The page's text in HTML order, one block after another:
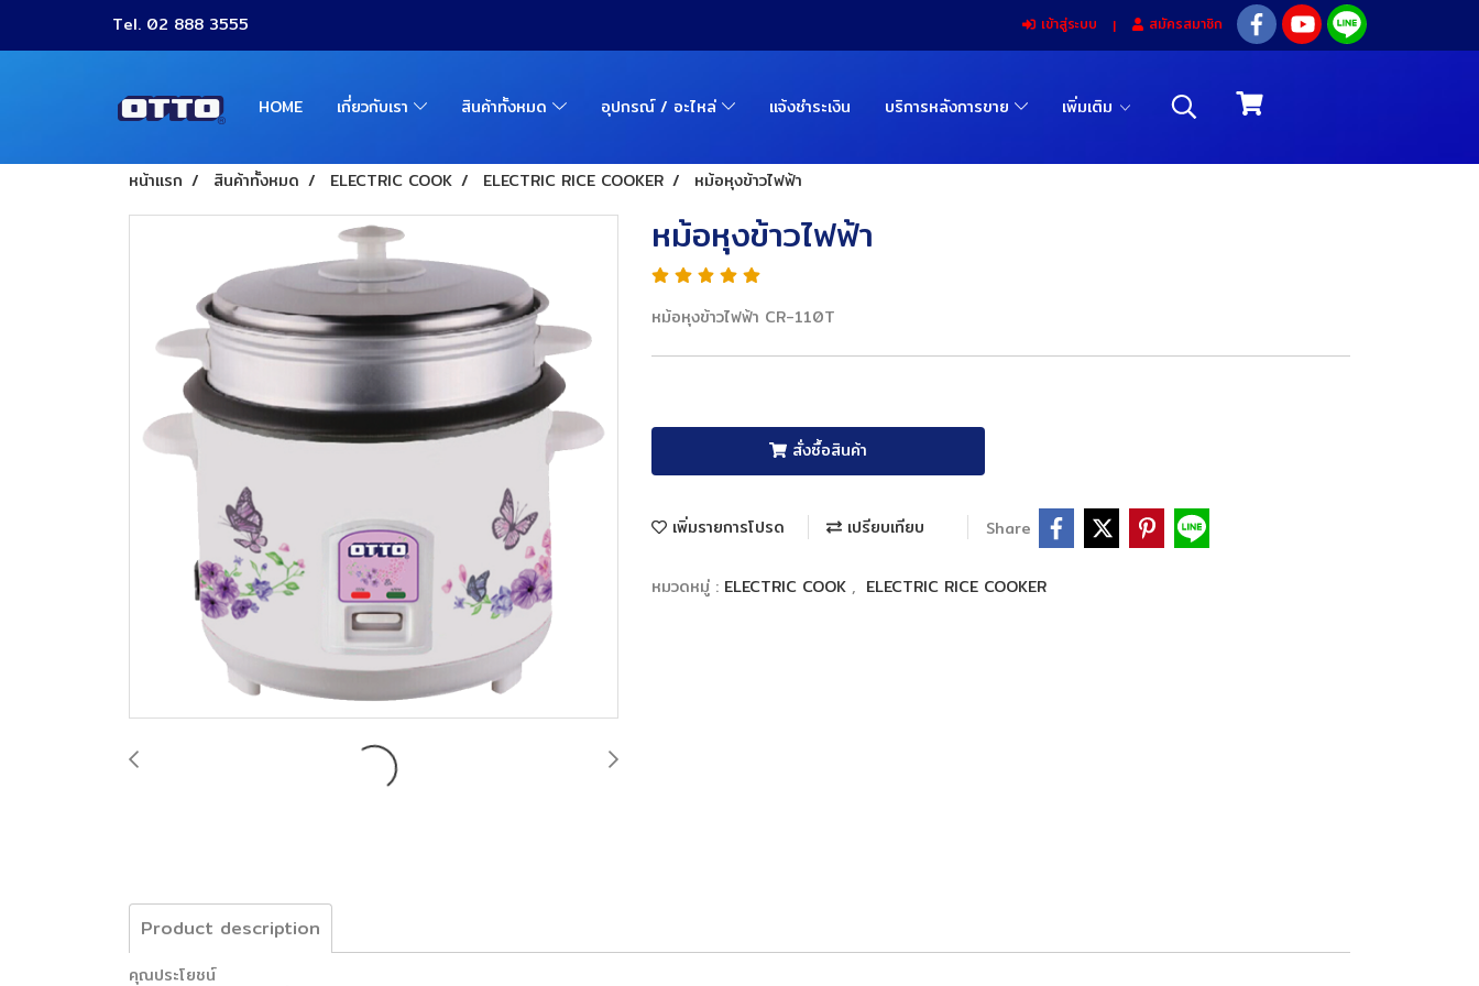
Tel. 02 888 3555 เข้าสู่ระบบ สมัครสมาชิก
HOME เกี่ยวกับเรา สินค้าทั้งหมด อุปกรณ์ / อะไหล่ แจ้งชำระเงิน บริการหลังการขาย เพิ่มเติม
หน้าแรก สินค้าทั้งหมด ELECTRIC COOK ELECTRIC RICE COOKER หม้อหุงข้าวไฟฟ้า
หม้อหุงข้าวไฟฟ้า
หม้อหุงข้าวไฟฟ้า CR-110T
สั่งซื้อสินค้า
เพิ่มรายการโปรด เปรียบเทียบ Share
หมวดหมู่ : ELECTRIC COOK , ELECTRIC RICE COOKER
Product description
คุณประโยชน์